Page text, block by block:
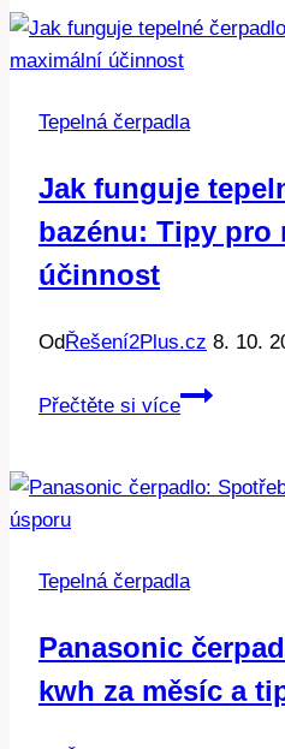
řešení
pro
domov.
Tepelná čerpadla
Jak funguje
bazénu: Tipy pro
účinnost
Od Řešení2Plus.cz 8. 10.
Přečtěte si více
Jak
čerpadlo
Tipy
maximální
účinnost
Tepelná čerpadla
Panasonic
kwh za měsíc a